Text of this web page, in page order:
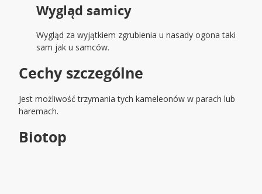
Wygląd samicy
Wygląd za wyjątkiem zgrubienia u nasady ogona taki
sam jak u samców.
Cechy szczególne
Jest możliwość trzymania tych kameleonów w parach lub
haremach.
Biotop